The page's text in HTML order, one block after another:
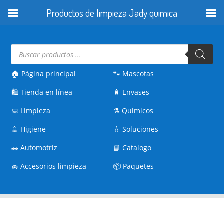
Búsqueda
productos
🏠 Página principal
🛍️Tienda en línea
🧼 Limpieza
🚿 Higiene
🚗Automotriz
🧽Accesorios limpieza
🐾 Mascotas
🧴 Envases
⚗️Quimicos
💧Soluciones
📘Catalogo
📦 Paquetes
Productos de limpieza Jady quimica